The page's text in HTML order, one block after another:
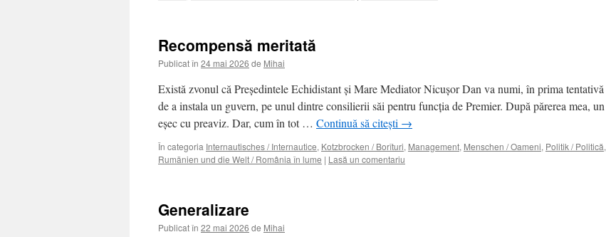
Recompensă meritată
Publicat în 24 mai 2026 de Mihai
Există zvonul că Preşedintele Echidistant şi Mare Mediator Nicuşor Dan va numi, în prima tentativă
de a instala un guvern, pe unul dintre consilierii săi pentru funcţia de Premier. După părerea mea, un
eşec cu preaviz. Dar, cum în tot … Continuă să citești →
În categoria Internautisches / Internautice, Kotzbrocken / Borîturi, Management, Menschen / Oameni, Politik / Politică,
Rumänien und die Welt / România în lume | Lasă un comentariu
Generalizare
Publicat în 22 mai 2026 de Mihai